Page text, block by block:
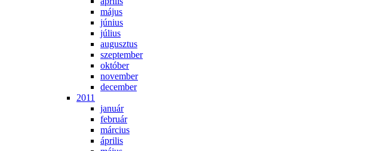
má­jus
jú­ni­us
jú­li­us
au­gusz­tus
szep­tem­ber
ok­tó­ber
no­vem­ber
de­cem­ber
2011
ja­nu­ár
feb­ru­ár
már­ci­us
áp­ri­lis